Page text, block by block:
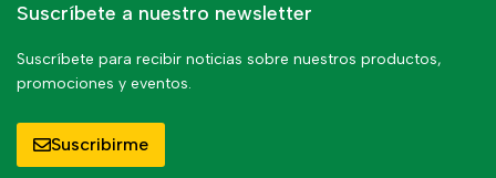
Suscríbete a nuestro newsletter
Suscríbete para recibir noticias sobre nuestros productos,
promociones y eventos.
Suscribirme